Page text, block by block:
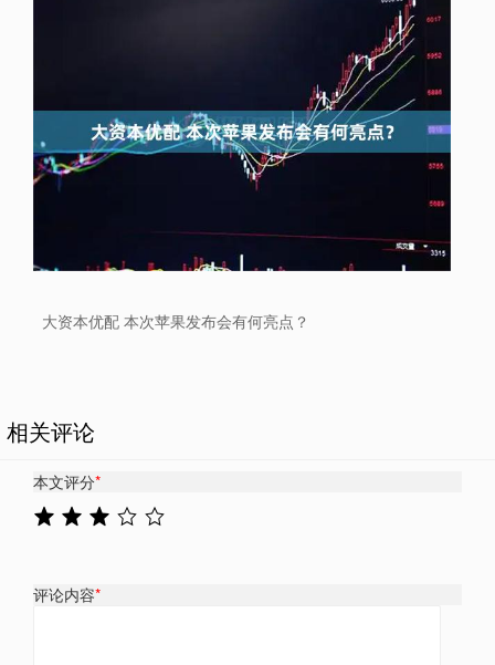
大资本优配 本次苹果发布会有何亮点？
相关评论
本文评分*
评论内容*